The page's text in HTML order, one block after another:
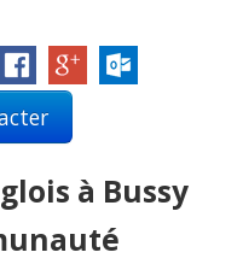
à Bussy